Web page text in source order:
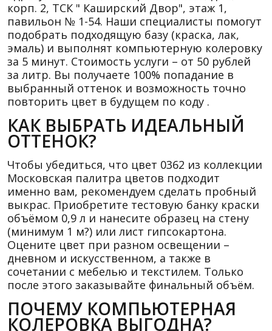
корп. 2, ТСК " Каширский Двор", этаж 1,
павильон № 1-54. Наши специалисты помогут
подобрать подходящую базу (краска, лак,
эмаль) и выполнят компьютерную колеровку
за 5 минут. Стоимость услуги – от 50 рублей
за литр. Вы получаете 100% попадание в
выбранный оттенок и возможность точно
повторить цвет в будущем по коду .
КАК ВЫБРАТЬ ИДЕАЛЬНЫЙ
ОТТЕНОК?
Чтобы убедиться, что цвет 0362 из коллекции
Московская палитра цветов подходит
именно вам, рекомендуем сделать пробный
выкрас. Приобретите тестовую банку краски
объёмом 0,9 л и нанесите образец на стену
(минимум 1 м?) или лист гипсокартона.
Оцените цвет при разном освещении –
дневном и искусственном, а также в
сочетании с мебелью и текстилем. Только
после этого заказывайте финальный объём.
ПОЧЕМУ КОМПЬЮТЕРНАЯ
КОЛЕРОВКА ВЫГОДНА?